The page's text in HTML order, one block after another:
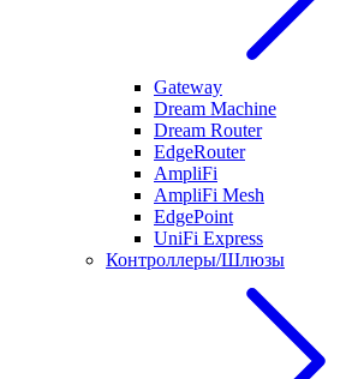
Gateway
Dream Machine
Dream Router
EdgeRouter
AmpliFi
AmpliFi Mesh
EdgePoint
UniFi Express
Контроллеры/Шлюзы